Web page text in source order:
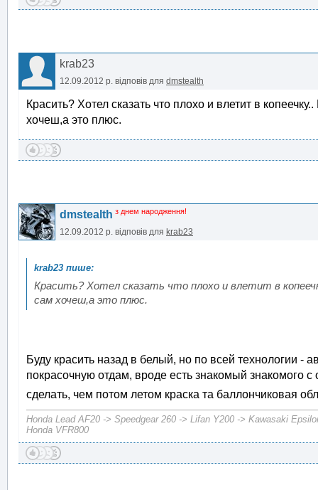
krab23
12.09.2012 р. відповів для dmstealth
Красить? Хотел сказать что плохо и влетит в
хочеш,а это плюс.
dmstealth з днем народження!
12.09.2012 р. відповів для krab23
Красить? Хотел сказать что плохо и влетит в
сам хочеш,а это плюс.
Буду красить назад в белый, но по всей технологии -
покрасочную отдам, вроде есть знакомый знакомого
сделать, чем потом летом краска та баллончиковая
Honda Lead AF20 -> Speedgear 260 -> Lifan Y200 -> Kawasaki
Honda VFR800